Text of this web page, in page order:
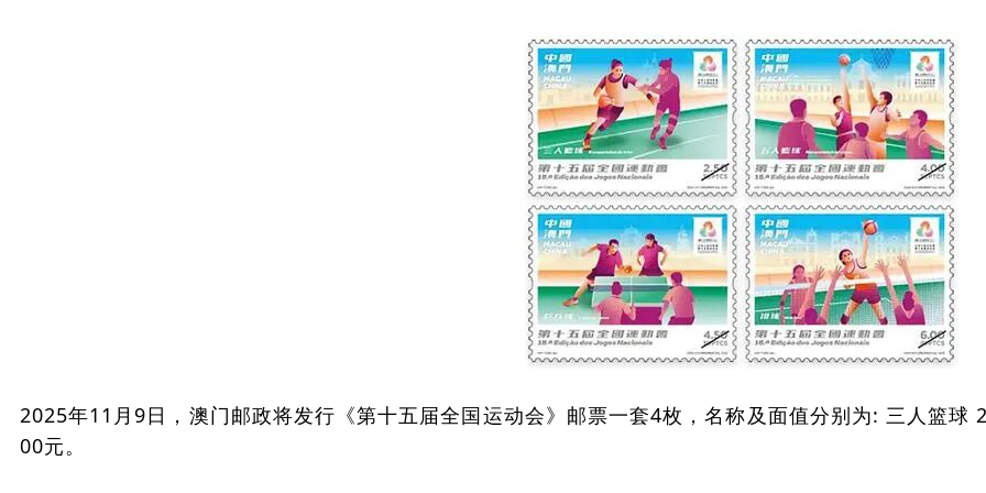
2025年11月9日，澳门邮政将发行《第十五届全国运动会》邮票一套4枚，名称及面值分别为: 三人篮
00元。